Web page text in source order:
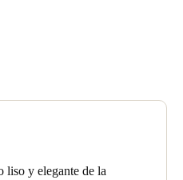
liso y elegante de la